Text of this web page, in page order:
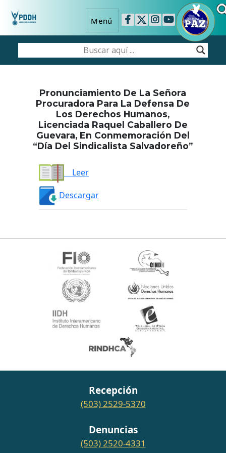
Menú
Pronunciamiento De La Señora
Procuradora Para La Defensa De
Los Derechos Humanos,
Licenciada Raquel Caballero De
Guevara, En Conmemoración Del
“Día Del Sindicalista Salvadoreño”
Leer
Descargar
Recepción
(503) 2529-5370
Denuncias
(503) 2520-4331